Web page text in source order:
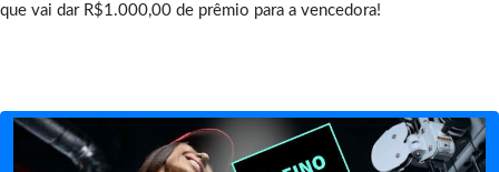
que vai dar R$1.000,00 de prêmio para a vencedora!